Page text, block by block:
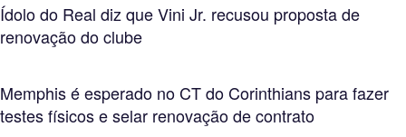
Ídolo do Real diz que Vini Jr. recusou proposta de
renovação do clube
Memphis é esperado no CT do Corinthians para fazer
testes físicos e selar renovação de contrato